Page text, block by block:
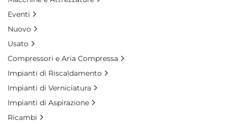
Eventi
Nuovo
Usato
Compressori e Aria Compressa
Impianti di Riscaldamento
Impianti di Verniciatura
Impianti di Aspirazione
Ricambi